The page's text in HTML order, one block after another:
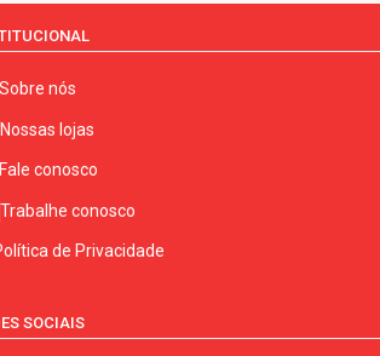
Sobre nós
Nossas lojas
conosco
Trabalhe conosco
de Privacidade
SOCIAIS